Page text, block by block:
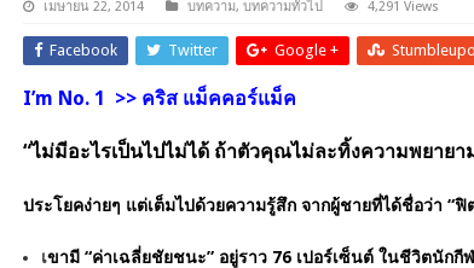
เมษายน 22, 2014 บทความ, บทความทั่วไป 4,291 Views
Facebook Twitter Google +
I’m No. 1 >> คริส แม็คคอร์แม็ค
“ไม่มีอะไรเป็นไปไม่ได้ ถ้าตัวคุณไม่ละทิ้งความพยาย
ประโยคง่ายๆ แต่เต็มไปด้วยความรู้สึก จากผู้ชายที่ได้ชื่อว่า “ฟิ
เขามี “ค่าเฉลี่ยชัยชนะ” อยู่ราว 76 เปอร์เซ็นต์ ในชีวิตนักกี